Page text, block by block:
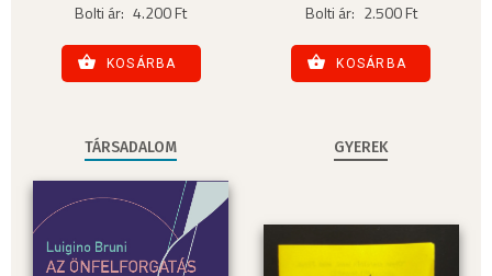
Bolti ár: 4.200 Ft
KOSÁRBA
Bolti ár: 2.500 Ft
KOSÁRBA
TÁRSADALOM GYEREK